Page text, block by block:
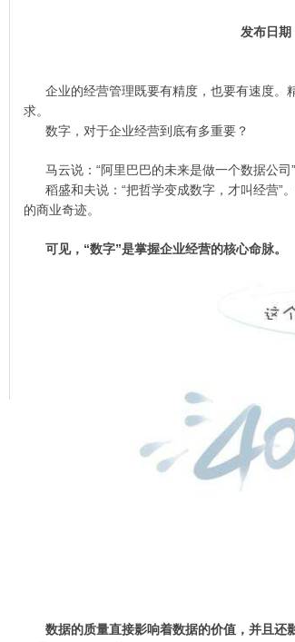
发布日
企业的经营管理既要有精度，也要有速度。
求。
数字，对于企业经营到底有多重要？
马云说：“阿里巴巴的未来是做一个数据公司
稻盛和夫说：“把哲学变成数字，才叫经营”
的商业奇迹。
可见，“数字”是掌握企业经营的核心命脉。
数据的质量直接影响着数据的价值，并且还